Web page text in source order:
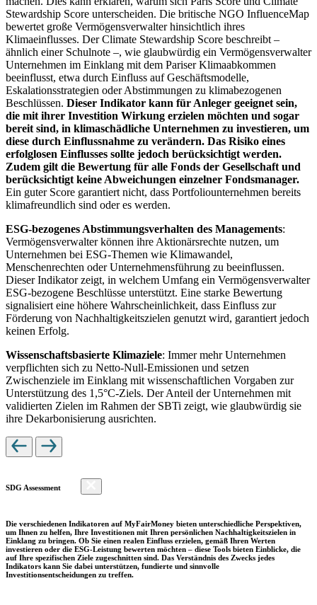
Stewardship Score unterscheiden. Die britische NGO InfluenceMap
bewertet große Vermögensverwalter hinsichtlich ihres
Klimaeinflusses. Der Climate Stewardship Score beschreibt –
ähnlich einer Schulnote –, wie glaubwürdig ein Vermögensverwalter
Unternehmen im Einklang mit dem Pariser Klimaabkommen
beeinflusst, etwa durch Einfluss auf Geschäftsmodelle,
Eskalationsstrategien oder Abstimmungen zu klimabezogenen
Beschlüssen. Dieser Indikator kann für Anleger geeignet sein,
die mit ihrer Investition Wirkung erzielen möchten und sogar
bereit sind, in klimaschädliche Unternehmen zu investieren, um
diese durch Einflussnahme zu verändern. Das Risiko eines
erfolglosen Einflusses sollte jedoch berücksichtigt werden.
Zudem gilt die Bewertung für alle Fonds der Gesellschaft und
berücksichtigt keine Abweichungen einzelner Fondsmanager.
Ein guter Score garantiert nicht, dass Portfoliounternehmen bereits
klimafreundlich sind oder es werden.
ESG-bezogenes Abstimmungsverhalten des Managements:
Vermögensverwalter können ihre Aktionärsrechte nutzen, um
Unternehmen bei ESG-Themen wie Klimawandel,
Menschenrechten oder Unternehmensführung zu beeinflussen.
Dieser Indikator zeigt, in welchem Umfang ein Vermögensverwalter
ESG-bezogene Beschlüsse unterstützt. Eine starke Bewertung
signalisiert eine höhere Wahrscheinlichkeit, dass Einfluss zur
Förderung von Nachhaltigkeitszielen genutzt wird, garantiert jedoch
keinen Erfolg.
Wissenschaftsbasierte Klimaziele: Immer mehr Unternehmen
verpflichten sich zu Netto-Null-Emissionen und setzen
Zwischenziele im Einklang mit wissenschaftlichen Vorgaben zur
Unterstützung des 1,5°C-Ziels. Der Anteil der Unternehmen mit
validierten Zielen im Rahmen der SBTi zeigt, wie glaubwürdig sie
ihre Dekarbonisierung ausrichten.
SDG Assessment
Die verschiedenen Indikatoren auf MyFairMoney bieten unterschiedliche Perspektiven,
um Ihnen zu helfen, Ihre Investitionen mit Ihren persönlichen Nachhaltigkeitszielen in
Einklang zu bringen. Ob Sie einen realen Einfluss erzielen, gemäß Ihren Werten
investieren oder die ESG-Leistung bewerten möchten – diese Tools bieten Einblicke, die
auf Ihre spezifischen Ziele zugeschnitten sind. Das Verständnis des Zwecks jedes
Indikators kann Sie dabei unterstützen, fundierte und sinnvolle
Investitionsentscheidungen zu treffen.